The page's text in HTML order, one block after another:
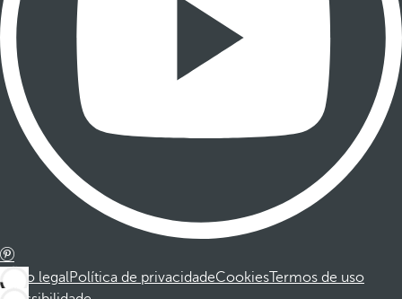
Aviso legalPolítica de privacidadeCookiesTermos de uso